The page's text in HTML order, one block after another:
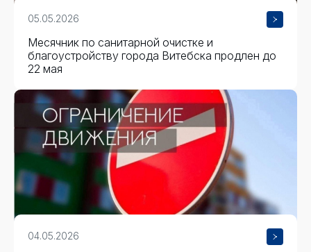
05.05.2026
Месячник по санитарной очистке и
благоустройству города Витебска продлен до
22 мая
04.05.2026